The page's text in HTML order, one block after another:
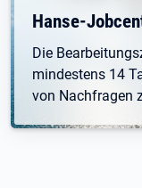
Hanse-
Die
mindestens 14
von Nachfragen